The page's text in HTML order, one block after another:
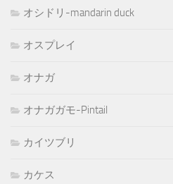
オシドリ-mandarin duck
オスプレイ
オナガ
オナガガモ-Pintail
カイツブリ
カケス